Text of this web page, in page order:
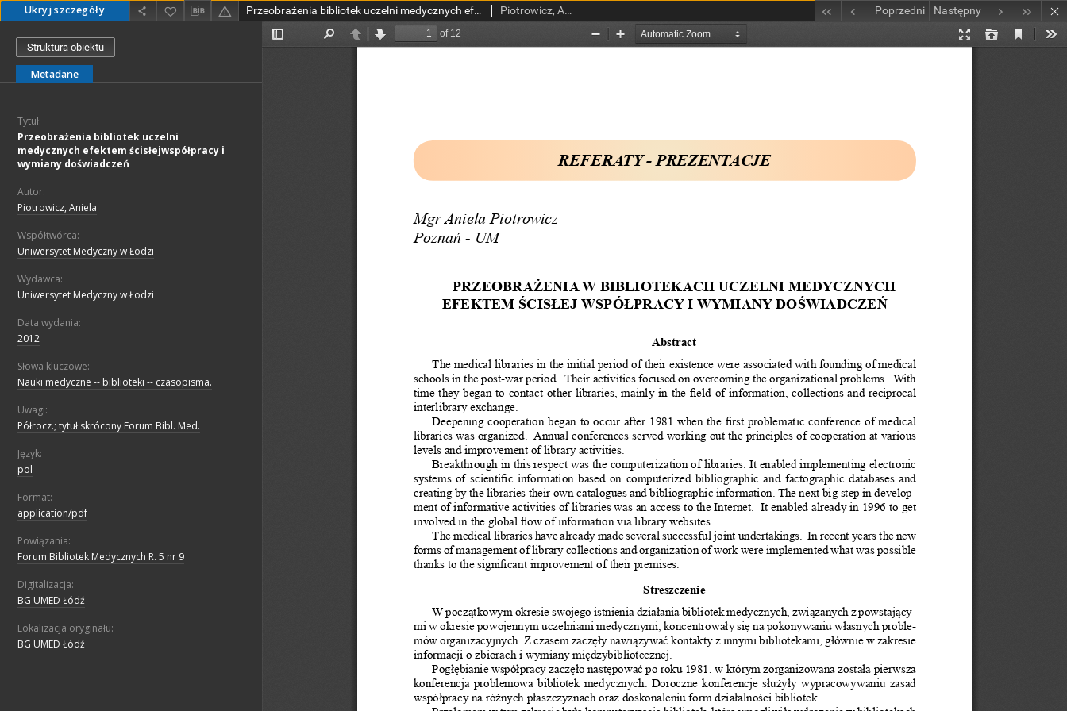
Ukryj szczegóły Przeobrażenia bibliotek uczelni medycznych efektem ścisłejwspółpracy i wymiany doświadczeń Piotrowicz, Aniela Poprzedni Następny
Struktura obiektu
Metadane
Tytuł:
Przeobrażenia bibliotek uczelni
medycznych efektem ścisłejwspółpracy i
wymiany doświadczeń
Autor:
Piotrowicz, Aniela
Współtwórca:
Uniwersytet Medyczny w Łodzi
Wydawca:
Uniwersytet Medyczny w Łodzi
Data wydania:
2012
Słowa kluczowe:
Nauki medyczne -- biblioteki -- czasopisma.
Uwagi:
Półrocz.; tytuł skrócony Forum Bibl. Med.
Język:
pol
Format:
application/pdf
Powiązania:
Forum Bibliotek Medycznych R. 5 nr 9
Digitalizacja:
BG UMED Łódź
Lokalizacja oryginału:
BG UMED Łódź